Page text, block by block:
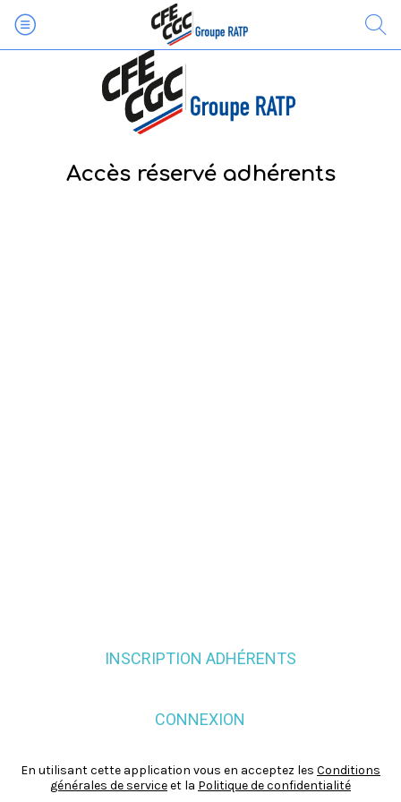
Accès réservé adhérents
INSCRIPTION ADHÉRENTS
CONNEXION
En utilisant cette application vous en acceptez les Conditions
générales de serviceet la Politique de confidentialité